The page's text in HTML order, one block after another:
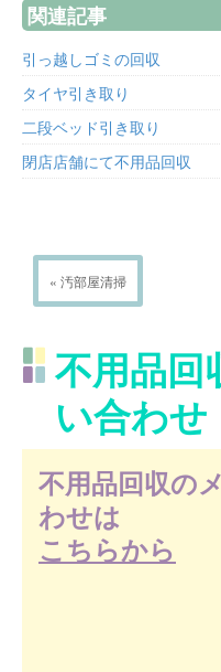
関連記事
引っ越しゴミの回収
タイヤ引き取り
二段ベッド引き取り
閉店店舗にて不用品回収
« 汚部屋清掃
不用品回
い合わせ
不用品回収の
わせは
こちらから